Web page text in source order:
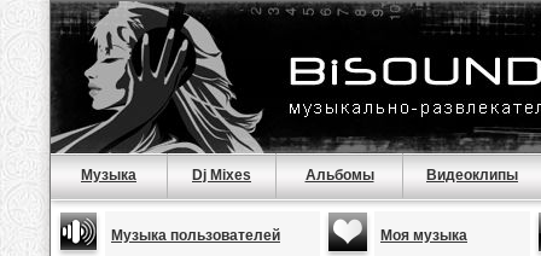
Музыка Dj Mixes Альбомы Видеоклипы
Музыка пользователей Моя музыка